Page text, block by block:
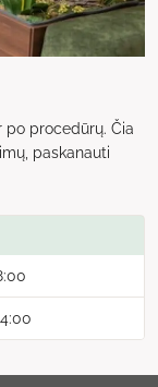
po procedūrų. Čia
paskanauti